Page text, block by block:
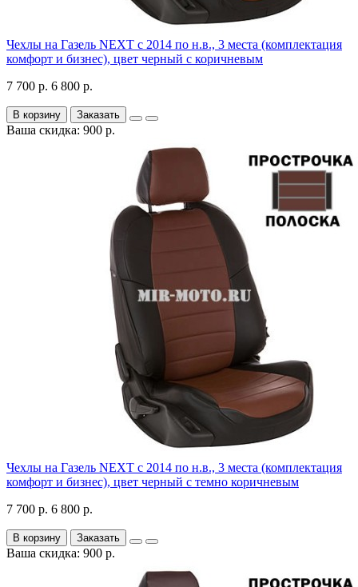
Чехлы на Газель NEXT с 2014 по н.в., 3 места (комплектация
комфорт и бизнес), цвет черный с коричневым
7 700 р. 6 800 р.
В корзину Заказать
Ваша скидка: 900 р.
Чехлы на Газель NEXT с 2014 по н.в., 3 места (комплектация
комфорт и бизнес), цвет черный с темно коричневым
7 700 р. 6 800 р.
В корзину Заказать
Ваша скидка: 900 р.